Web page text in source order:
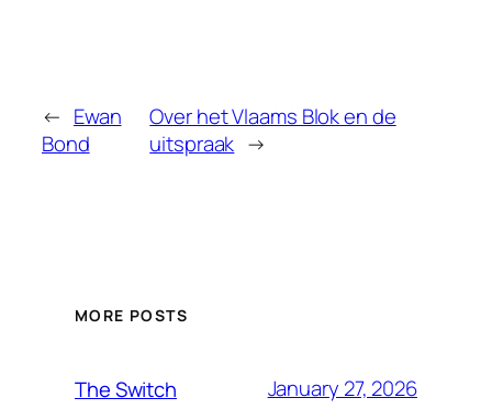
← Ewan
Bond
Over het Vlaams Blok en de
uitspraak →
MORE POSTS
The Switch January 27, 2026